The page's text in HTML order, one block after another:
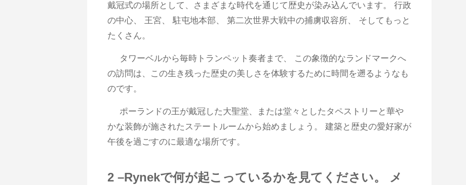
戴冠式の場所として、さまざまな時代を通じて歴史が染み込んでいます。 行政
の中心、 王宮、 駐屯地本部、 第二次世界大戦中の捕虜収容所、 そしてもっと
たくさん。
タワーベルから毎時トランペット奏者まで、 この象徴的なランドマークへ
の訪問は、この生き残った歴史の美しさを体験するために時間を遡るようなも
のです。
ポーランドの王が戴冠した大聖堂、または堂々としたタペストリーと華や
かな装飾が施されたステートルームから始めましょう。 建築と歴史の愛好家が
午後を過ごすのに最適な場所です。
2 –Rynekで何が起こっているかを見てください。 メ